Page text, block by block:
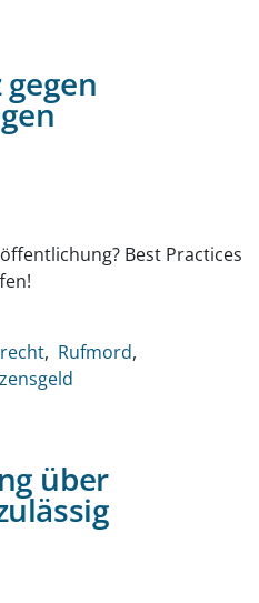
Best Practices
Rufmord
über